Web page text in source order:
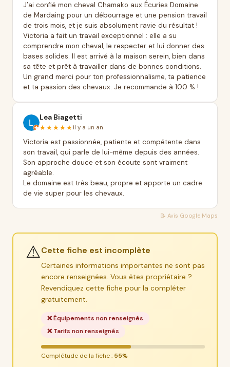
J’ai confié mon cheval Chamako aux Écuries Domaine
de Mardaing pour un débourrage et une pension travail
de trois mois, et je suis absolument ravie du résultat !
Victoria a fait un travail exceptionnel : elle a su
comprendre mon cheval, le respecter et lui donner des
bases solides. Il est arrivé à la maison serein, bien dans
sa tête et prêt à travailler dans de bonnes conditions.
Un grand merci pour ton professionnalisme, ta patience
et ta passion des chevaux. Je recommande à 100 % !
Lea Biagetti
★★★★★ il y a un an
Victoria est passionnée, patiente et compétente dans
son travail, qui parle de lui-même depuis des années.
Son approche douce et son écoute sont vraiment
agréable.
Le domaine est très beau, propre et apporte un cadre
de vie super pour les chevaux.
📝 Avis Google Maps
⚠️Cette fiche est incomplète
Certaines informations importantes ne sont pas
encore renseignées. Vous êtes propriétaire ?
Revendiquez cette fiche pour la compléter
gratuitement.
❌ Équipements non renseignés
❌ Tarifs non renseignés
Complétude de la fiche : 55%